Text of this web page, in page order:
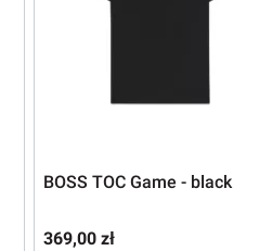
BOSS TOC Game - black
369,00 zł